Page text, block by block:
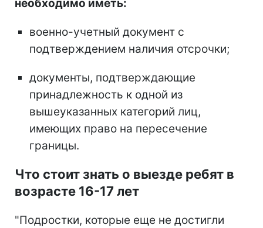
необходимо иметь:
военно-учетный документ с
подтверждением наличия отсрочки;
документы, подтверждающие
принадлежность к одной из
вышеуказанных категорий лиц,
имеющих право на пересечение
границы.
Что стоит знать о выезде ребят в
возрасте 16-17 лет
"Подростки, которые еще не достигли